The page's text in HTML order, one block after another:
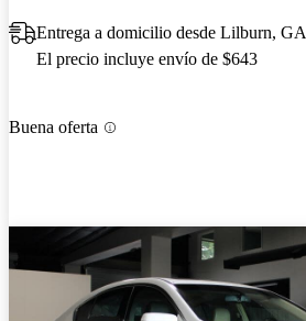
Entrega a domicilio desde Lilburn, GA
El precio incluye envío de $643
Buena oferta